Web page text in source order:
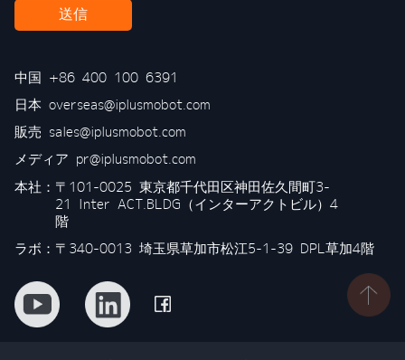
送信
中国 +86 400 100 6391
日本 overseas@iplusmobot.com
販売 sales@iplusmobot.com
メディア pr@iplusmobot.com
本社： 〒101-0025 東京都千代田区神田佐久間町3-
21 Inter ACT.BLDG（インターアクトビル）4
階
ラボ：〒340-0013 埼玉県草加市松江5-1-39 DPL草加4階